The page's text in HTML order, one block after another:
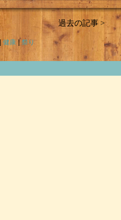
過去の記事 >
健康| 祭り